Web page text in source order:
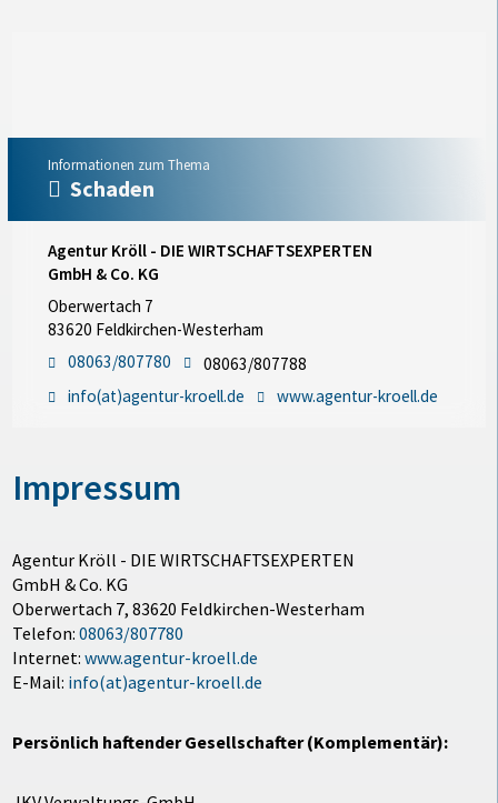
Informationen zum Thema
Schaden
Agentur Kröll - DIE WIRTSCHAFTSEXPERTEN
GmbH & Co. KG
Oberwertach 7
83620 Feldkirchen-Westerham
08063/807780
08063/807788
info(at)agentur-kroell.de
www.agentur-kroell.de
Impressum
Agentur Kröll - DIE WIRTSCHAFTSEXPERTEN
GmbH & Co. KG
Oberwertach 7, 83620 Feldkirchen-Westerham
Telefon:08063/807780
Internet:www.agentur-kroell.de
E-Mail: info(at)agentur-kroell.de
Persönlich haftender Gesellschafter (Komplementär):